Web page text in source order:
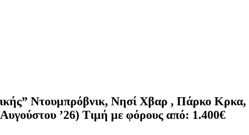
Ντουμπρόβνικ, Νησί Χβαρ , Πάρκο Κρκα,
’26) Τιμή με φόρους από: 1.400€